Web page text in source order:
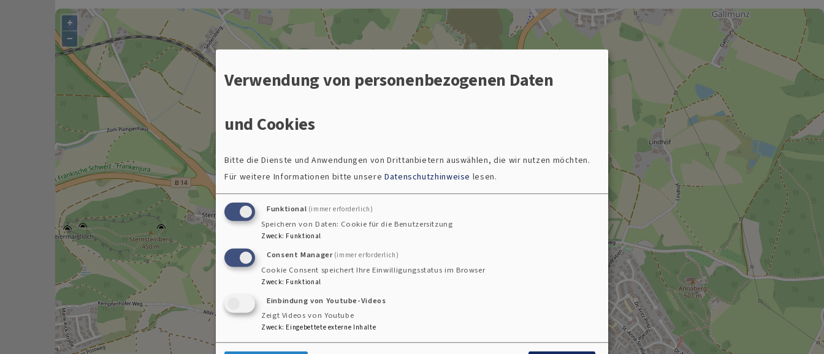
Christuskirche Sulzbach-Rosenberg
+
−
Verwendung von personenbezogenen Daten
und Cookies
Bitte die Dienste und Anwendungen von Drittanbietern auswählen, die wir nutzen möchten.
Für weitere Informationen bitte unsere Datenschutzhinweise lesen.
Funktional (immer erforderlich)
Speichern von Daten: Cookie für die Benutzersitzung
Zweck: Funktional
Consent Manager (immer erforderlich)
Cookie Consent speichert Ihre Einwilligungsstatus im Browser
Zweck: Funktional
Einbindung von Youtube-Videos
Zeigt Videos von Youtube
Zweck: Eingebettete externe Inhalte